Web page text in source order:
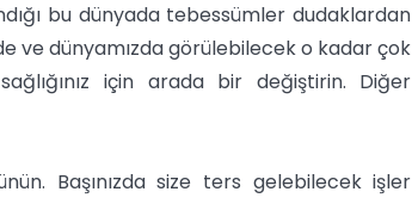
bu dünyada tebessümler dudaklardan
ve dünyamızda görülebilecek o kadar çok
için arada bir değiştirin. Diğer
Başınızda size ters gelebilecek işler